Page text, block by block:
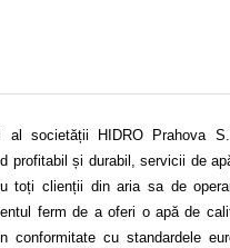
al societății HIDRO Prahova
profitabil și durabil, servicii de
toți clienții din aria sa de
ferm de a oferi o apă de
conformitate cu standardele